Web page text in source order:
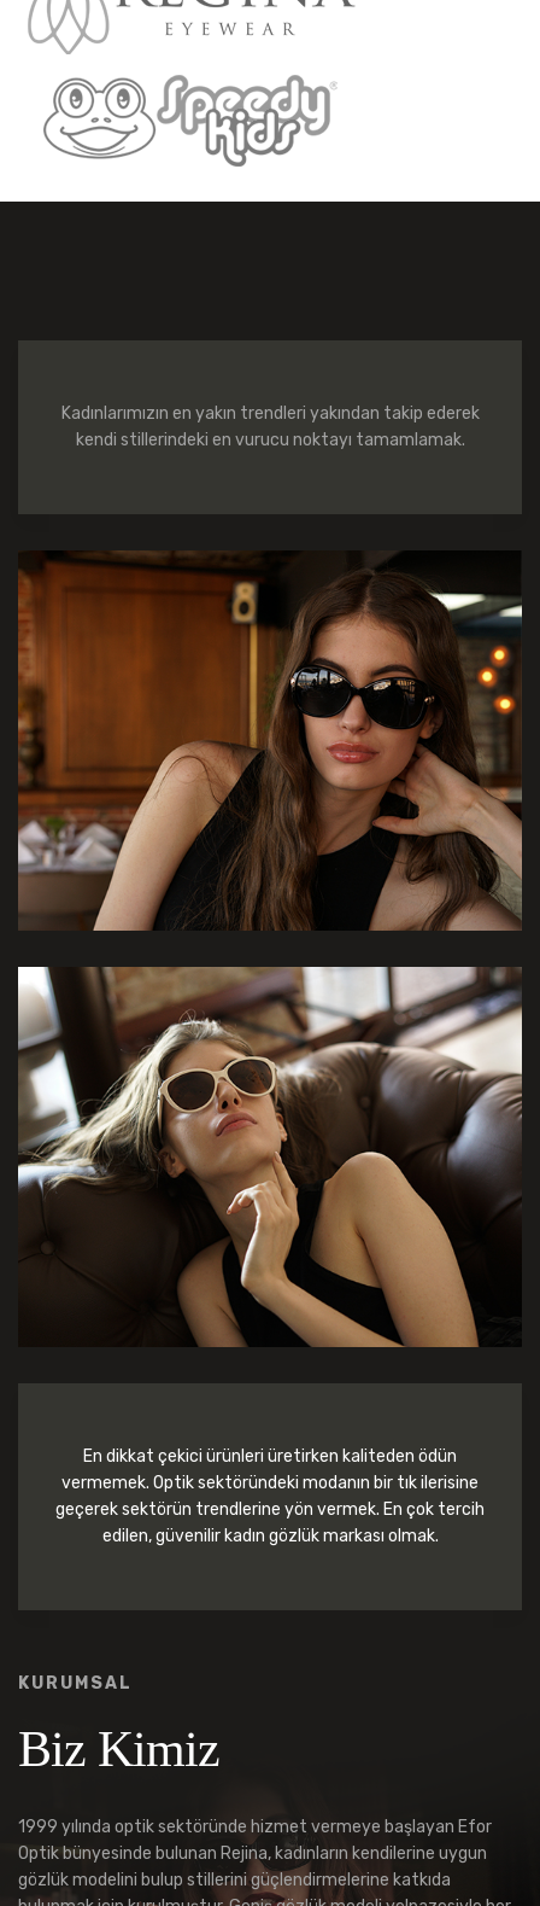
Kadınlarımızın en yakın trendleri yakından takip ederek
kendi stillerindeki en vurucu noktayı tamamlamak.
En dikkat çekici ürünleri üretirken kaliteden ödün
vermemek. Optik sektöründeki modanın bir tık ilerisine
geçerek sektörün trendlerine yön vermek. En çok tercih
edilen, güvenilir kadın gözlük markası olmak.
KURUMSAL
Biz Kimiz
1999 yılında optik sektöründe hizmet vermeye başlayan Efor
Optik bünyesinde bulunan Rejina, kadınların kendilerine uygun
gözlük modelini bulup stillerini güçlendirmelerine katkıda